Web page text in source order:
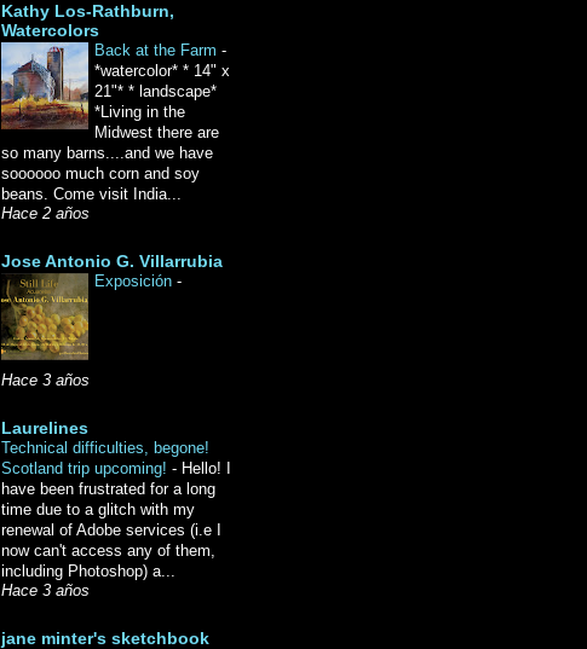
Kathy Los-Rathburn,
Watercolors
Back at the Farm -
*watercolor* * 14" x
21"* * landscape*
*Living in the
Midwest there are
so many barns....and we have
soooooo much corn and soy
beans. Come visit India...
Hace 2 años
Jose Antonio G. Villarrubia
Exposición -
Hace 3 años
Laurelines
Technical difficulties, begone!
Scotland trip upcoming! - Hello! I
have been frustrated for a long
time due to a glitch with my
renewal of Adobe services (i.e I
now can't access any of them,
including Photoshop) a...
Hace 3 años
jane minter's sketchbook